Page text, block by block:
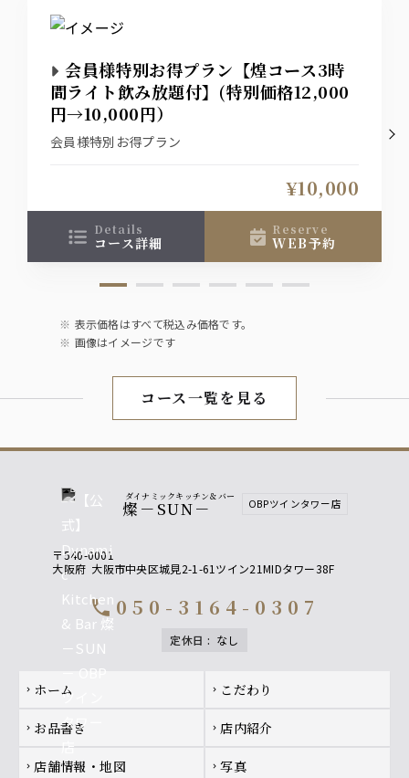
会員様特別お得プラン【煌コース3時
間ライト飲み放題付】(特別価格12,000
円→10,000円）
会員様特別お得プラン
¥10,000
details
コース詳細
reserve
WEB予約
表示価格はすべて税込み価格です。
画像はイメージです
コース一覧を見る
ダイナミックキッチン＆バー
燦－SUN－ OBPツインタワー店
〒540-0001
大阪府 大阪市中央区城見2-1-61ツイン21MIDタワー38F
call 050-3164-0307
定休日 : なし
Footer navigation
chevron_right ホーム chevron_right こだわり
chevron_right お品書き chevron_right 店内紹介
chevron_right 店舗情報・地図 chevron_right 写真